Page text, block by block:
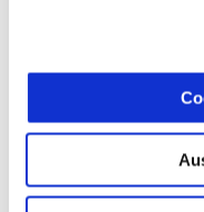
Vielseitigkeit. Weicher
steht. Ein zwangloser